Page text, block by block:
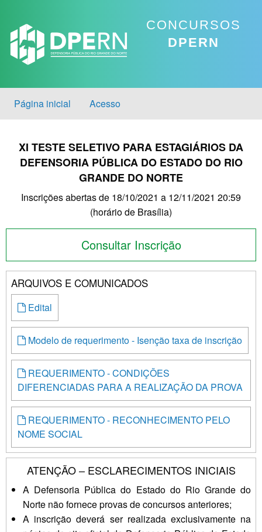
CONCURSOS
DPERN
Página inicial Acesso
XI TESTE SELETIVO PARA ESTAGIÁRIOS DA
DEFENSORIA PÚBLICA DO ESTADO DO RIO
GRANDE DO NORTE
Inscrições abertas de 18/10/2021 a 12/11/2021 20:59
(horário de Brasília)
Consultar Inscrição
ARQUIVOS E COMUNICADOS
Edital
Modelo de requerimento - Isenção taxa de inscrição
REQUERIMENTO - CONDIÇÕES
DIFERENCIADAS PARA A REALIZAÇÃO DA PROVA
REQUERIMENTO - RECONHECIMENTO PELO
NOME SOCIAL
ATENÇÃO – ESCLARECIMENTOS INICIAIS
A Defensoria Pública do Estado do Rio Grande do
Norte não fornece provas de concursos anteriores;
A inscrição deverá ser realizada exclusivamente na